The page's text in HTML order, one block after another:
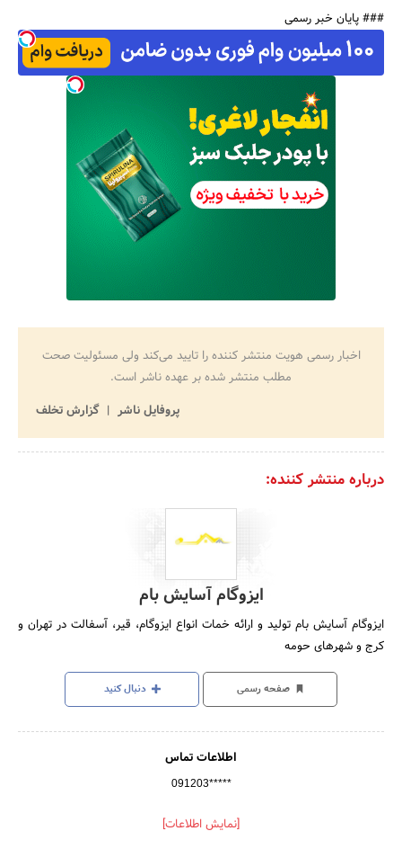
### پایان خبر رسمی
اخبار رسمی هویت منتشر کننده را تایید می‌کند ولی مسئولیت صحت
مطلب منتشر شده بر عهده ناشر است.
پروفایل ناشر
گزارش تخلف
درباره منتشر کننده:
ایزوگام آسایش بام
ایزوگام آسایش بام تولید و ارائه خمات انواع ایزوگام، قیر، آسفالت در تهران و
کرج و شهرهای حومه
صفحه رسمی دنبال کنید
اطلاعات تماس
091203*****
[نمایش اطلاعات]